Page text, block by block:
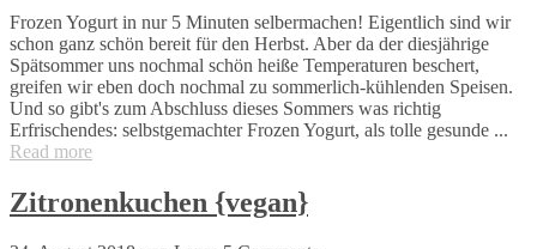
Frozen Yogurt in nur 5 Minuten selbermachen! Eigentlich sind wir
schon ganz schön bereit für den Herbst. Aber da der diesjährige
Spätsommer uns nochmal schön heiße Temperaturen beschert,
greifen wir eben doch nochmal zu sommerlich-kühlenden Speisen.
Und so gibt's zum Abschluss dieses Sommers was richtig
Erfrischendes: selbstgemachter Frozen Yogurt, als tolle gesunde ...
Read more
Zitronenkuchen {vegan}